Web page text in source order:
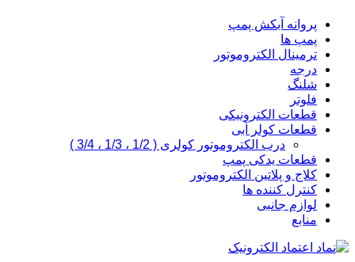
پروانه آبکش پمپ
پمپ ها
ترمینال الکتروموتور
درجه
شلنگ
فلوتر
قطعات الکترونیکی
قطعات کولر آبی
درب الکتروموتور کولری ( 1/2 ، 1/3 ، 3/4 )
قطعات یدکی پمپ
کلاج و پلاتین الکتروموتور
کنترل کننده ها
لوازم جانبی
منابع